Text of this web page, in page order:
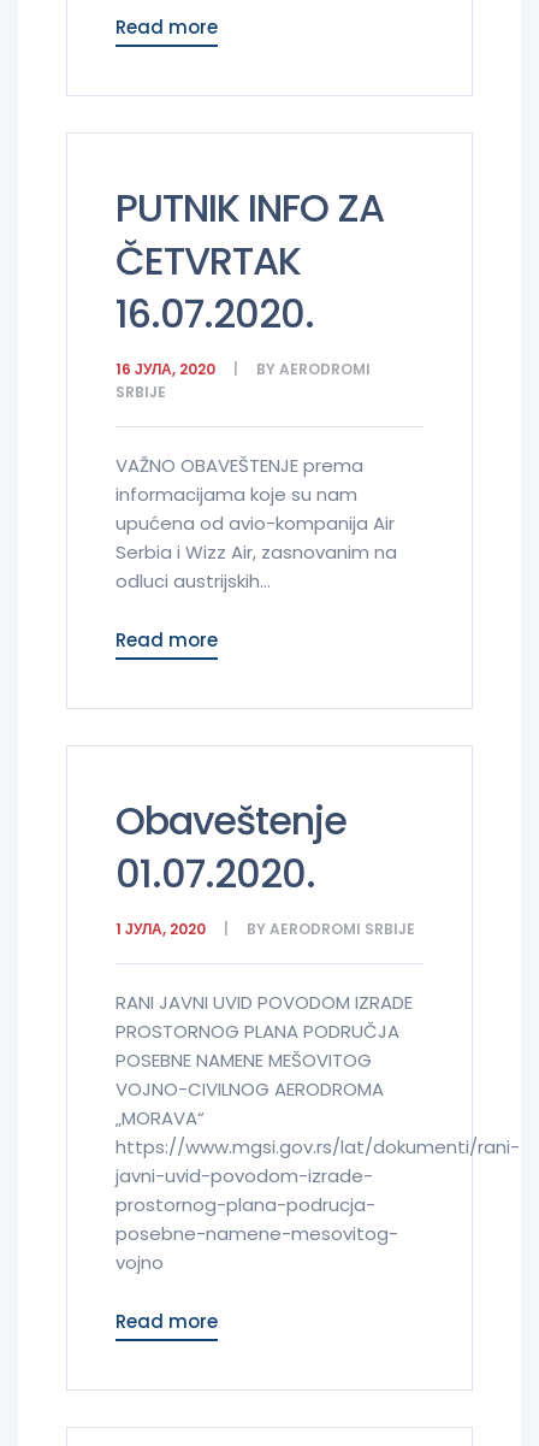
Read more
PUTNIK INFO ZA
ČETVRTAK
16.07.2020.
16 ЈУЛА, 2020 BYAERODROMI
SRBIJE
VAŽNO OBAVEŠTENJE prema
informacijama koje su nam
upućena od avio-kompanija Air
Serbia i Wizz Air, zasnovanim na
odluci austrijskih...
Read more
Obaveštenje
01.07.2020.
1 ЈУЛА, 2020 BYAERODROMI SRBIJE
RANI JAVNI UVID POVODOM IZRADE
PROSTORNOG PLANA PODRUČJA
POSEBNE NAMENE MEŠOVITOG
VOJNO-CIVILNOG AERODROMA
„MORAVA“
https://www.mgsi.gov.rs/lat/dokumenti/rani-
javni-uvid-povodom-izrade-
prostornog-plana-podrucja-
posebne-namene-mesovitog-
vojno
Read more